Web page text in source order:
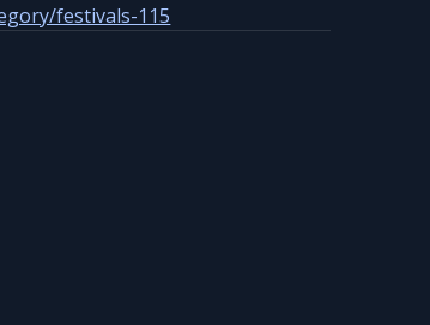
festivals-115